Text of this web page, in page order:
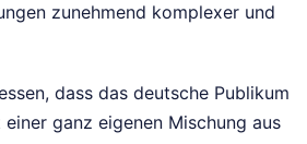
zunehmend komplexer und
dass das deutsche Publikum
ganz eigenen Mischung aus